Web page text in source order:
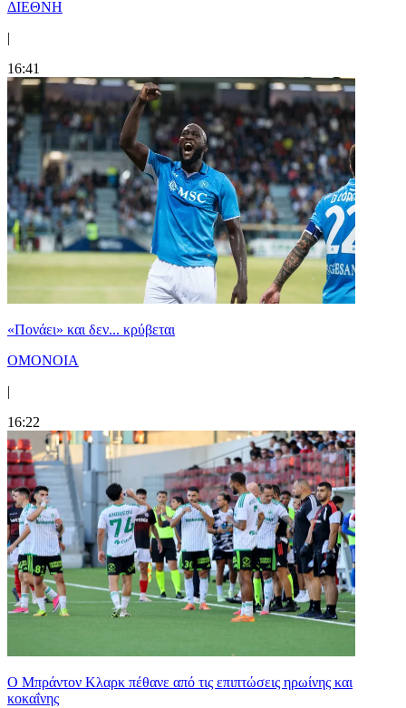
ΔΙΕΘΝΗ
|
16:41
«Πονάει» και δεν... κρύβεται
ΟΜΟΝΟΙΑ
|
16:22
Ο Μπράντον Κλαρκ πέθανε από τις επιπτώσεις ηρωίνης και
κοκαΐνης